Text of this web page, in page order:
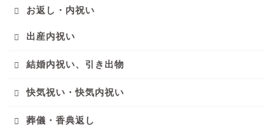
お返し・内祝い
出産内祝い
結婚内祝い、引き出物
快気祝い・快気内祝い
葬儀・香典返し